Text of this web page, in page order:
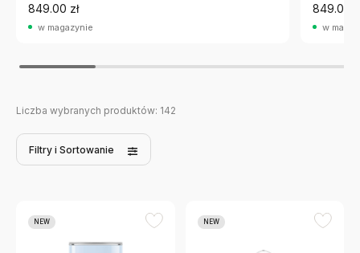
849.00 zł
w magazynie
849.00
w
Liczba wybranych produktów: 142
Filtry i Sortowanie
NEW NEW